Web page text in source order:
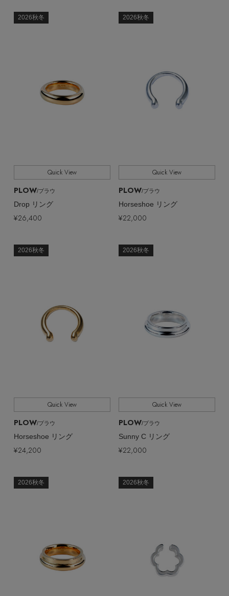
2026秋冬
Quick View
PLOW/プラウ
Drop リング
¥26,400
2026秋冬
Quick View
PLOW/プラウ
Horseshoe リング
¥22,000
2026秋冬
Quick View
PLOW/プラウ
Horseshoe リング
¥24,200
2026秋冬
Quick View
PLOW/プラウ
Sunny C リング
¥22,000
2026秋冬 2026秋冬